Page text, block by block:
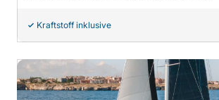
Kraftstoff inklusive